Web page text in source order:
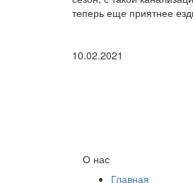
теперь еще приятнее
10.02.2021
О нас
Главная